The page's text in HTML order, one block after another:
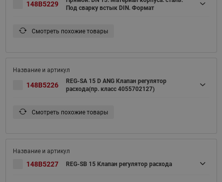
148B5229
Под сварку встык DIN. Формат
Смотреть похожие товары
148B5226
REG-SA 15 D ANG Клапан регулятор
расхода(пр. класс 4055702127)
Смотреть похожие товары
148B5227 REG-SB 15 Клапан регулятор расхода